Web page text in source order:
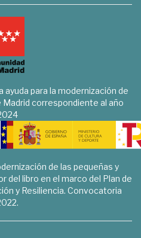
ayuda para la modernización de
Madrid correspondiente al año
de las pequeñas y
del libro en el marco del Plan de
y Resiliencia. Convocatoria